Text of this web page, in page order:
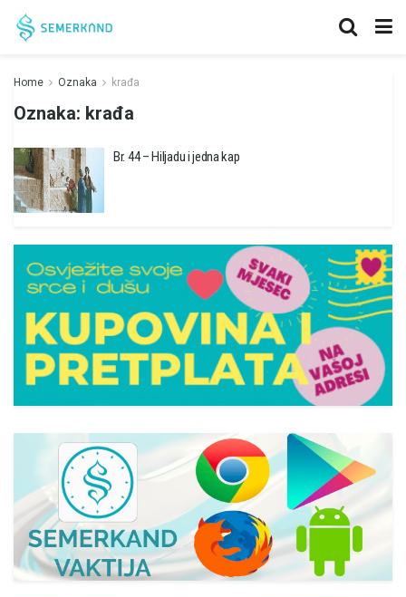
Home Oznaka krađa
Oznaka: krađa
Br. 44 – Hiljadu i jedna kap